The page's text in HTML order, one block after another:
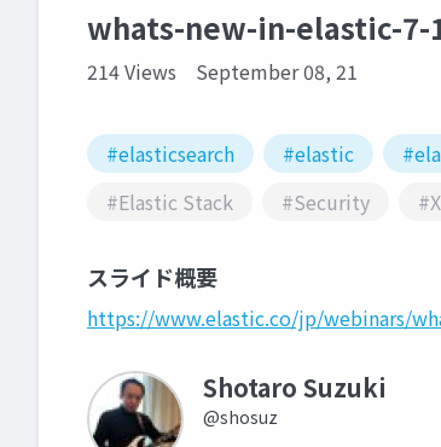
whats-new-in-elastic-7-
214 Views September 08, 21
#elasticsearch #elastic
#Elastic Stack
#Security
スライド概要
https://www.elastic.co/jp/webinars/
Shotaro Suzuki
@shosuz